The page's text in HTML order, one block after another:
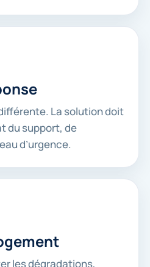
La solution doit
du support, de
d’urgence.
les dégradations,